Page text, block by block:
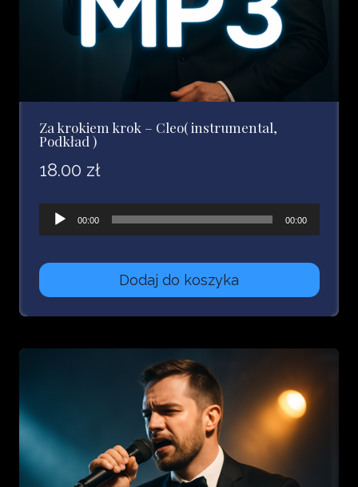
Za krokiem krok – Cleo( instrumental,
Podkład )
18.00 zł
Odtwarzacz
plików
dźwiękowych
00:00 00:00
Dodaj do koszyka